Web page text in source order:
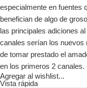
especialmente en fuentes
benefician de algo de
las principales adiciones
canales serían los nuevos
de tomar prestado el
en los primeros 2 canales.
Agregar al wishlist...
Vista rápida